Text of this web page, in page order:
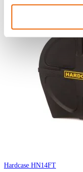
Hardcase HN14FT